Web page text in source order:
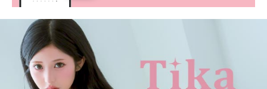
■カラーバリエーション